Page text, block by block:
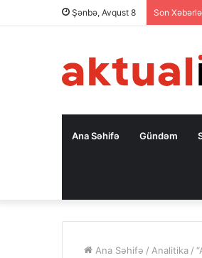
Şənbə, Avqust 8 Son
Ana Səhifə Gündəm
Ana Səhifə / Analitika /